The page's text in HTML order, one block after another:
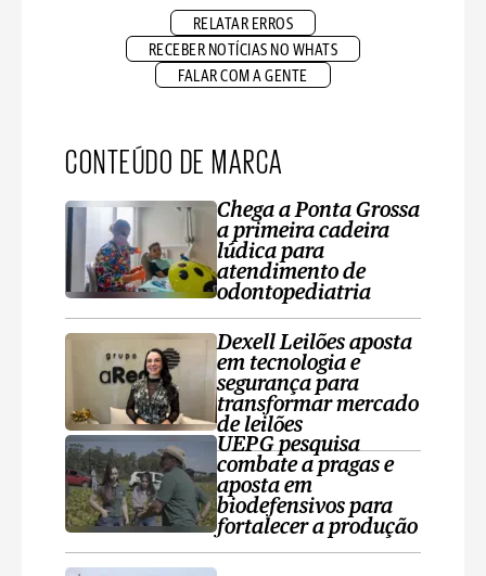
RELATAR ERROS
RECEBER NOTÍCIAS NO WHATS
FALAR COM A GENTE
CONTEÚDO DE MARCA
Chega a Ponta Grossa
a primeira cadeira
lúdica para
atendimento de
odontopediatria
Dexell Leilões aposta
em tecnologia e
segurança para
transformar mercado
de leilões
UEPG pesquisa
combate a pragas e
aposta em
biodefensivos para
fortalecer a produção